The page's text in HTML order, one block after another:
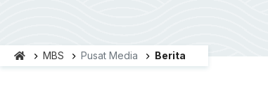
MBS Pusat Media Berita